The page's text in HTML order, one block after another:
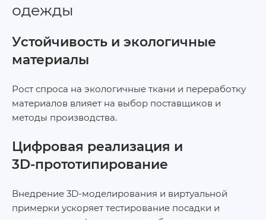
одежды
Устойчивость и экологичные
материалы
Рост спроса на экологичные ткани и переработку
материалов влияет на выбор поставщиков и
методы производства.
Цифровая реализация и
3D‑прототипирование
Внедрение 3D‑моделирования и виртуальной
примерки ускоряет тестирование посадки и